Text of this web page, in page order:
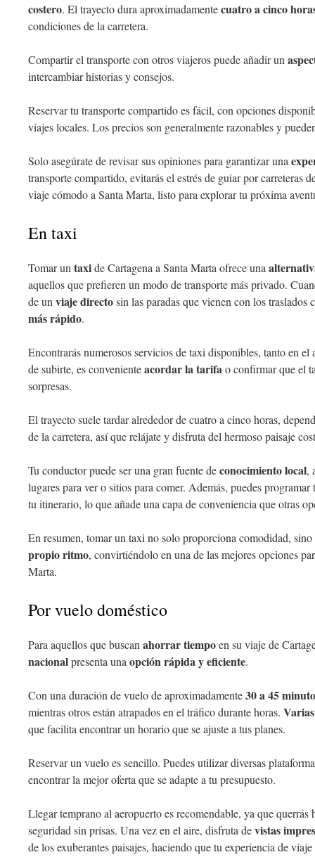
costero. El trayecto dura aproximadamentecuatro a cinco
condiciones de la carretera.
Compartir el transporte con otros viajeros puede añadir un
intercambiar historias y consejos.
Reservar tu transporte compartido es fácil, con opciones
viajes locales. Los precios son generalmente razonables y
Solo asegúrate de revisar sus opiniones para garantizar una
transporte compartido, evitarás el estrés de guiar por carreteras
viaje cómodo a Santa Marta, listo para explorar tu próxima
En taxi
Tomar un taxide Cartagena a Santa Marta ofrece una
aquellos que prefieren un modo de transporte más privado.
de un viaje directosin las paradas que vienen con los
más rápido.
Encontrarás numerosos servicios de taxi disponibles, tanto en
de subirte, es convenienteacordar la tarifao confirmar que el
sorpresas.
El trayecto suele tardar alrededor de cuatro a cinco horas,
de la carretera, así que relájate y disfruta del hermoso paisaje
Tu conductor puede ser una gran fuente deconocimiento local,
lugares para ver o sitios para comer. Además, puedes
tu itinerario, lo que añade una capa de conveniencia que otras
En resumen, tomar un taxi no solo proporciona comodidad,
propio ritmo, convirtiéndolo en una de las mejores opciones
Marta.
Por vuelo doméstico
Para aquellos que buscan ahorrar tiempoen su viaje de
nacionalpresenta una opción rápida y eficiente.
Con una duración de vuelo de aproximadamente30 a 45
mientras otros están atrapados en el tráfico durante horas.
que facilita encontrar un horario que se ajuste a tus planes.
Reservar un vuelo es sencillo. Puedes utilizar diversas
encontrar la mejor oferta que se adapte a tu presupuesto.
Llegar temprano al aeropuerto es recomendable, ya que querrás
seguridad sin prisas. Una vez en el aire, disfruta devistas
de los exuberantes paisajes, haciendo que tu experiencia de